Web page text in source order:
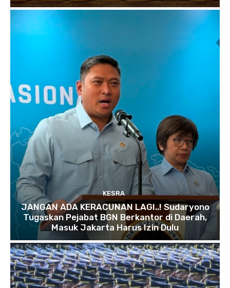
KESRA
JANGAN ADA KERACUNAN LAGI..! Sudaryono
Tugaskan Pejabat BGN Berkantor di Daerah,
Masuk Jakarta Harus Izin Dulu